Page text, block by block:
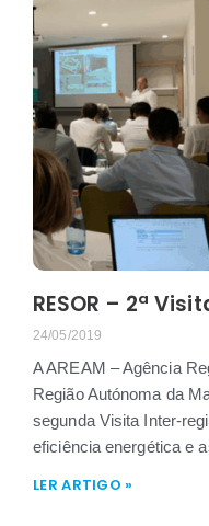
RESOR – 2ª
24/05/2019
A AREAM – Agência
Região Autónoma da
segunda Visita Inter-
eficiência energética e
LER ARTIGO »